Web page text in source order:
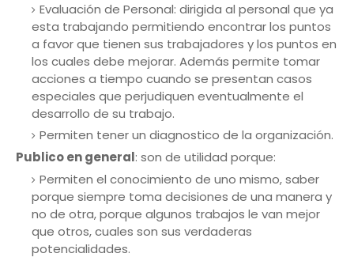
Evaluación de Personal: dirigida al personal que ya
esta trabajando permitiendo encontrar los puntos
a favor que tienen sus trabajadores y los puntos en
los cuales debe mejorar. Además permite tomar
acciones a tiempo cuando se presentan casos
especiales que perjudiquen eventualmente el
desarrollo de su trabajo.
Permiten tener un diagnostico de la organización.
Publico en general: son de utilidad porque:
Permiten el conocimiento de uno mismo, saber
porque siempre toma decisiones de una manera y
no de otra, porque algunos trabajos le van mejor
que otros, cuales son sus verdaderas
potencialidades.